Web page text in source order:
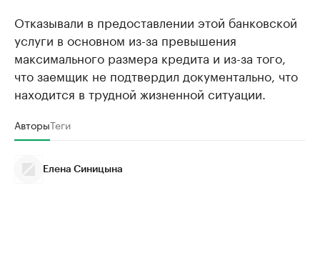
Отказывали в предоставлении этой банковской
услуги в основном из-за превышения
максимального размера кредита и из-за того,
что заемщик не подтвердил документально, что
находится в трудной жизненной ситуации.
АвторыТеги
Елена Синицына